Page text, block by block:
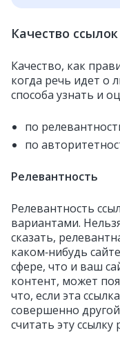
Качество ссылок
Качество, как
когда речь идет о
способа узнать и
по
по
Релевантность
Релевантность
вариантами.
сказать,
каком‑нибудь
сфере, что и ваш
контент, может
что, если эта
совершенно
считать эту ссылку